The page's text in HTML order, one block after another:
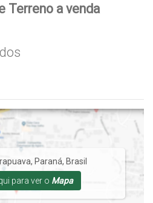
Terreno a venda
, Paraná, Brasil
para ver o Mapa